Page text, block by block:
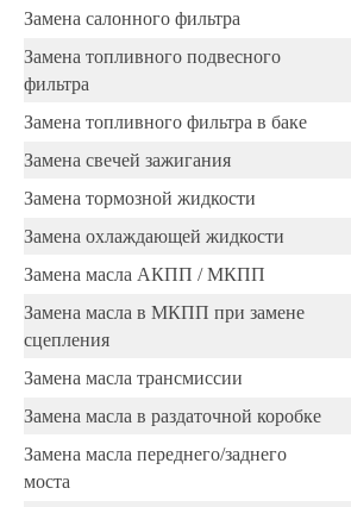
Замена салонного фильтра
Замена топливного подвесного
фильтра
Замена топливного фильтра в баке
Замена свечей зажигания
Замена тормозной жидкости
Замена охлаждающей жидкости
Замена масла АКПП / МКПП
Замена масла в МКПП при замене
сцепления
Замена масла трансмиссии
Замена масла в раздаточной коробке
Замена масла переднего/заднего
моста